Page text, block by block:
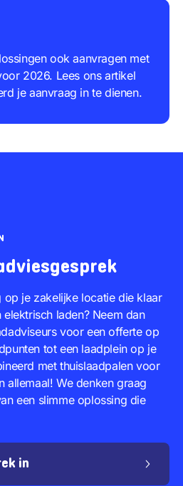
ook aanvragen met
2026. Lees ons artikel
je aanvraag in te dienen.
op je zakelijke locatie die klaar
laden? Neem dan
voor een offerte op
tot een laadplein op je
met thuislaadpalen voor
allemaal! We denken graag
een slimme oplossing die
in